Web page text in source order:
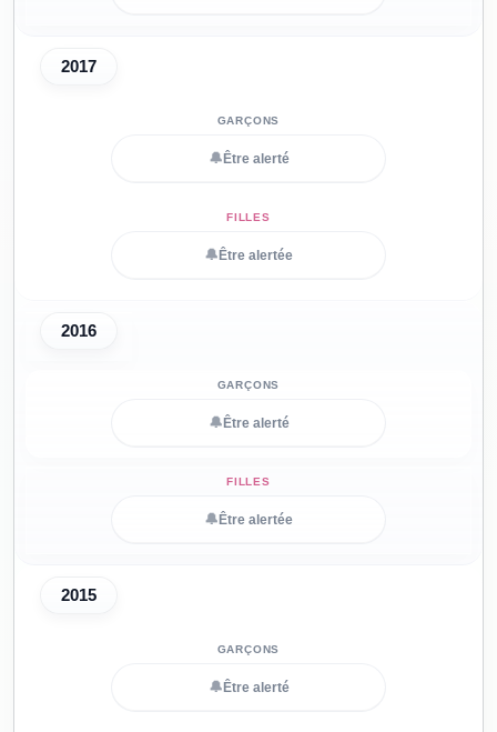
2017
🔔 Être alerté
🔔 Être alertée
2016
🔔 Être alerté
🔔 Être alertée
2015
🔔 Être alerté